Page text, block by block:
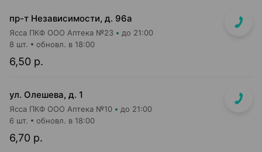
пр-т Независимости, д. 96а
Ясса ПКФ ООО Аптека №23 до 21:00
6,50 р.
8 шт. обновл. в 18:00
ул. Олешева, д. 1
Ясса ПКФ ООО Аптека №10 до 21:00
6,70 р.
6 шт. обновл. в 18:00